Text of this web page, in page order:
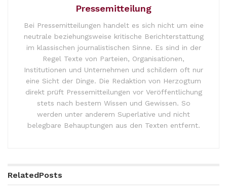
Pressemitteilung
Bei Pressemitteilungen handelt es sich nicht um eine
neutrale beziehungsweise kritische Berichterstattung
im klassischen journalistischen Sinne. Es sind in der
Regel Texte von Parteien, Organisationen,
Institutionen und Unternehmen und schildern oft nur
eine Sicht der Dinge. Die Redaktion von Herzogtum
direkt prüft Pressemitteilungen vor Veröffentlichung
stets nach bestem Wissen und Gewissen. So
werden unter anderem Superlative und nicht
belegbare Behauptungen aus den Texten entfernt.
RelatedPosts